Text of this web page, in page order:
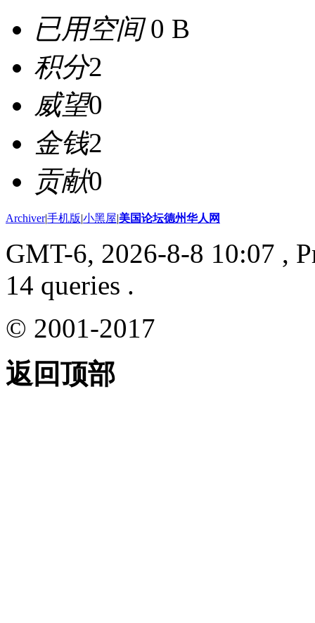
已用空间0 B
积分2
威望0
金钱2
贡献0
Archiver|手机版|小黑屋|美国论坛德州华人网
GMT-6, 2026-8-8 10:07 ,
14 queries .
© 2001-2017
返回顶部